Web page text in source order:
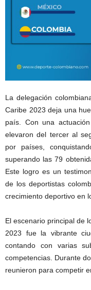
La delegación
Caribe 2023 deja una
país. Con una
elevaron del tercer al
por países,
superando las 79
Este logro es un
de los deportistas
crecimiento deportivo en
El escenario principal de
2023 fue la vibrante
contando con varias
competencias. Durante
reunieron para competir